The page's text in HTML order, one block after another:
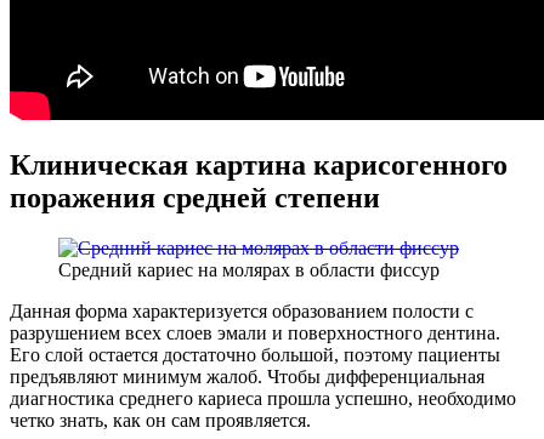
Клиническая картина карисогенного
поражения средней степени
Средний кариес на молярах в области фиссур
Данная форма характеризуется образованием полости с
разрушением всех слоев эмали и поверхностного дентина.
Его слой остается достаточно большой, поэтому пациенты
предъявляют минимум жалоб. Чтобы дифференциальная
диагностика среднего кариеса прошла успешно, необходимо
четко знать, как он сам проявляется.